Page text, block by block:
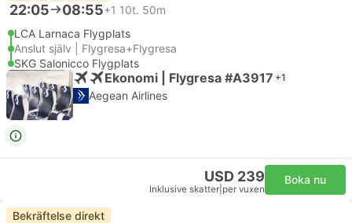
22:05 08:55+1 10t. 50m
LCA Larnaca Flygplats
Anslut själv | Flygresa+Flygresa
SKG Salonicco Flygplats
Ekonomi | Flygresa #A3917 +1
Aegean Airlines
USD 239
Inklusive skatter per vuxen
Boka nu
Bekräftelse direkt